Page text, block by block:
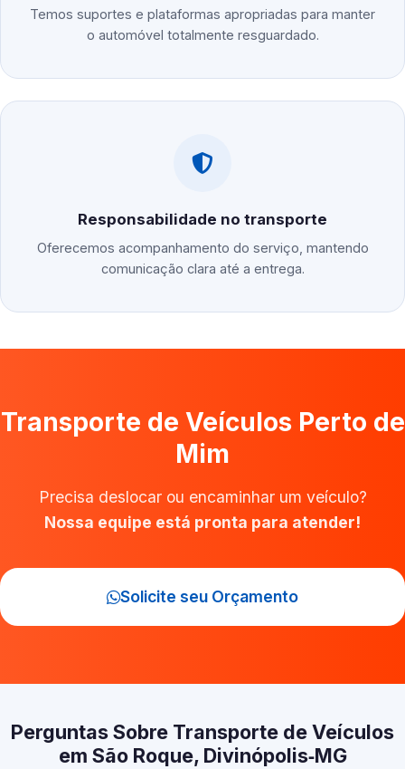
Temos suportes e plataformas apropriadas para manter
o automóvel totalmente resguardado.
Responsabilidade no transporte
Oferecemos acompanhamento do serviço, mantendo
comunicação clara até a entrega.
Transporte de Veículos Perto de
Mim
Precisa deslocar ou encaminhar um veículo?
Nossa equipe está pronta para atender!
Solicite seu Orçamento
Perguntas Sobre Transporte de Veículos
em São Roque, Divinópolis‑MG